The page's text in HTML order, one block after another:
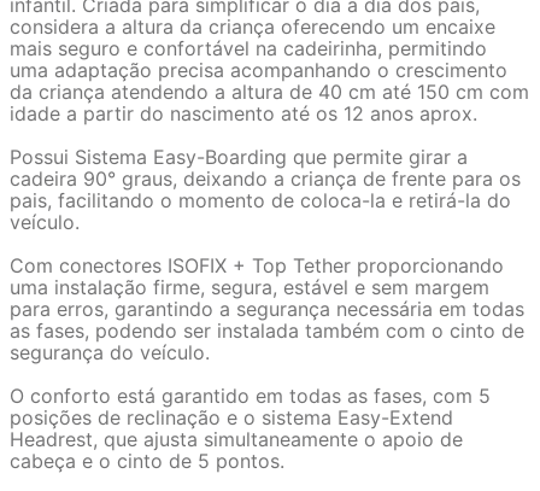
infantil. Criada para simplificar o dia a dia dos pais,
considera a altura da criança oferecendo um encaixe
mais seguro e confortável na cadeirinha, permitindo
uma adaptação precisa acompanhando o crescimento
da criança atendendo a altura de 40 cm até 150 cm com
idade a partir do nascimento até os 12 anos aprox.
Possui Sistema Easy-Boarding que permite girar a
cadeira 90° graus, deixando a criança de frente para os
pais, facilitando o momento de coloca-la e retirá-la do
veículo.
Com conectores ISOFIX + Top Tether proporcionando
uma instalação firme, segura, estável e sem margem
para erros, garantindo a segurança necessária em todas
as fases, podendo ser instalada também com o cinto de
segurança do veículo.
O conforto está garantido em todas as fases, com 5
posições de reclinação e o sistema Easy-Extend
Headrest, que ajusta simultaneamente o apoio de
cabeça e o cinto de 5 pontos.